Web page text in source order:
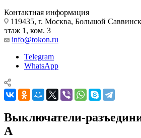
Контактная информация
119435, г. Москва, Большой
этаж 1, ком. 3
info@tokon.ru
Telegram
WhatsApp
Выключатели-
A